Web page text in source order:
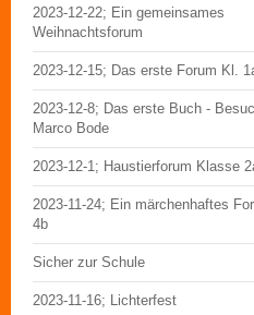
2023-12-22; Ein gemeinsames
Weihnachtsforum
2023-12-15; Das erste Forum Kl.
2023-12-8; Das erste Buch -
Marco Bode
2023-12-1; Haustierforum Klasse
2023-11-24; Ein märchenhaftes
4b
Sicher zur Schule
2023-11-16; Lichterfest